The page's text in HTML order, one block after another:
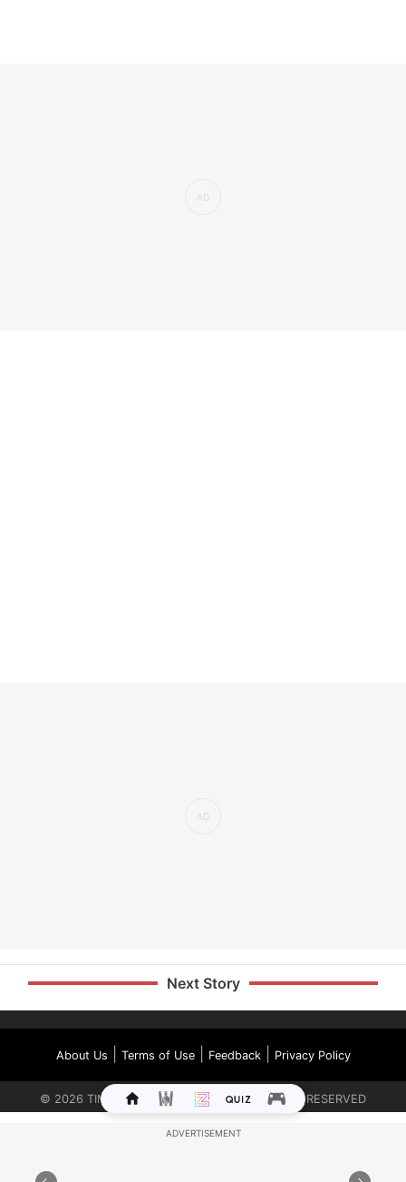
Next Story
About Us Terms of Use| Feedback| Privacy Policy
© 2026 TIMES INTERNET LIMITED. ALL RIGHTS RESERVED